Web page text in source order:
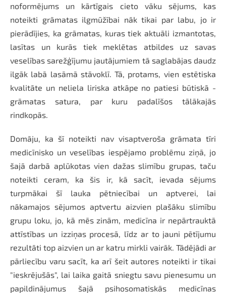
noformējums un kārtīgais cieto vāku sējums, kas
noteikti grāmatas ilgmūžībai nāk tikai par labu, jo ir
pierādījies, ka grāmatas, kuras tiek aktuāli izmantotas,
lasītas un kurās tiek meklētas atbildes uz savas
veselības sarežģījumu jautājumiem tā saglabājas daudz
ilgāk labā lasāmā stāvoklī. Tā, protams, vien estētiska
kvalitāte un neliela liriska atkāpe no patiesi būtiskā -
grāmatas satura, par kuru padalīšos tālākajās
rindkopās.
Domāju, ka šī noteikti nav visaptveroša grāmata tīri
medicīnisko un veselības iespējamo problēmu ziņā, jo
šajā darbā aplūkotas vien dažas slimību grupas, taču
noteikti ceram, ka šis ir, kā sacīt, ievada sējums
turpmākai šī lauka pētniecībai un aptverei, lai
nākamajos sējumos aptvertu aizvien plašāku slimību
grupu loku, jo, kā mēs zinām, medicīna ir nepārtrauktā
attīstības un izziņas procesā, līdz ar to jauni pētījumu
rezultāti top aizvien un ar katru mirkli vairāk. Tādējādi ar
pārliecību varu sacīt, ka arī šeit autores noteikti ir tikai
"ieskrējušās", lai laika gaitā sniegtu savu pienesumu un
papildinājumus šajā psihosomatiskās medicīnas